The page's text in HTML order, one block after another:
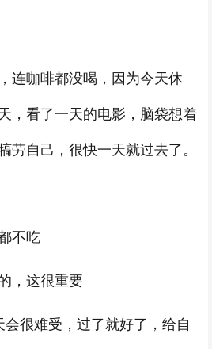
连咖啡都没喝，因为今天休
，看了一天的电影，脑袋想着
劳自己，很快一天就过去了。
不吃
，这很重要
很难受，过了就好了，给自